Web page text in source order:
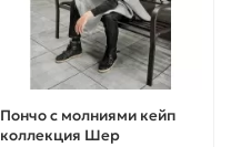
Пончо с молниями кейп
коллекция Шер